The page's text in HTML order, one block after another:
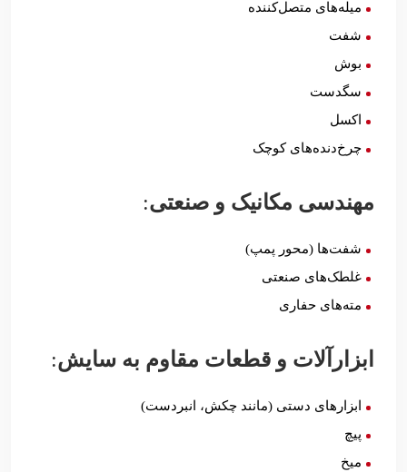
میله‌های متصل‌کننده
شفت
بوش
سگدست
اکسل
چرخ‌دنده‌های کوچک
مهندسی مکانیک و صنعتی:
شفت‌ها (محور پمپ)
غلطک‌های صنعتی
مته‌های حفاری
ابزارآلات و قطعات مقاوم به سایش:
ابزارهای دستی (مانند چکش، انبردست)
پیچ
میخ